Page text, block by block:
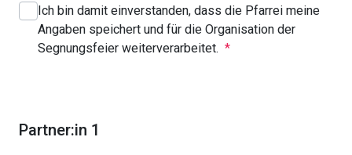
Ich bin damit einverstanden, dass die Pfarrei meine
Angaben speichert und für die Organisation der
Segnungsfeier weiterverarbeitet. *
Partner:in 1